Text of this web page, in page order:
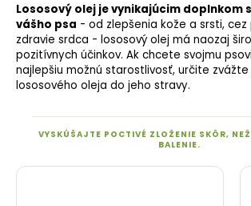
Lososový olej je vynikajúcim doplnkom
vášho psa - od zlepšenia kože a srsti,
zdravie srdca - lososový olej má naozaj
pozitívnych účinkov. Ak chcete svojmu
najlepšiu možnú starostlivosť, určite
lososového oleja do jeho stravy.